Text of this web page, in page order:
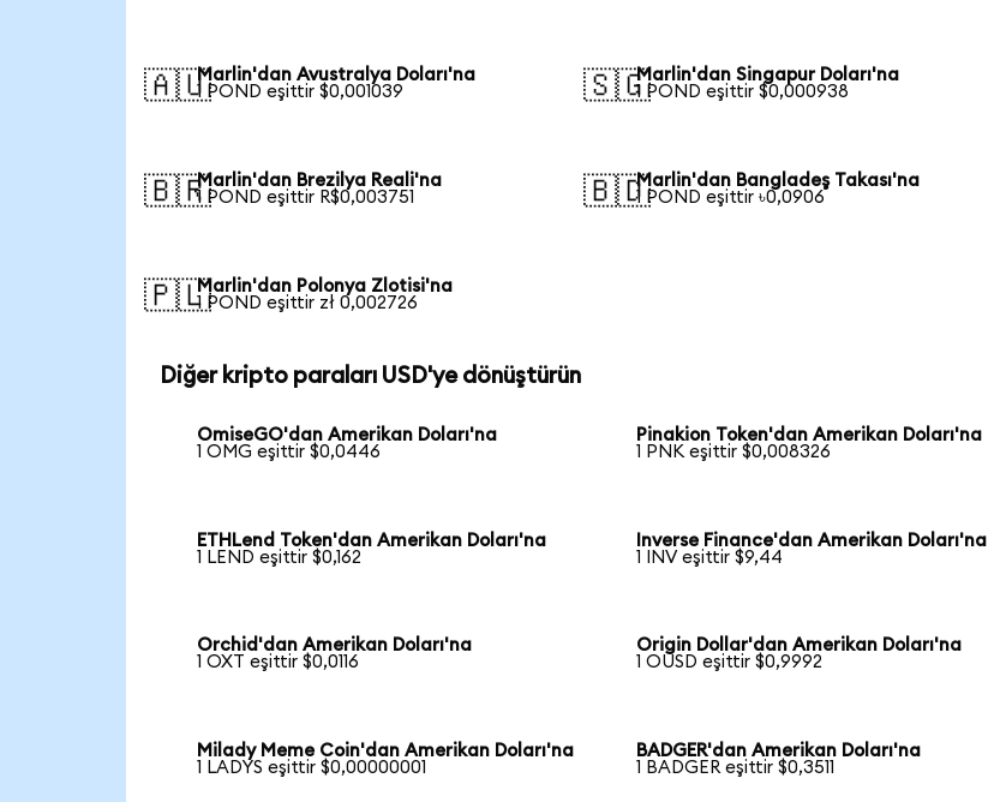
🇦🇺Marlin'dan Avustralya Doları'na
1 POND eşittir $0,001039
🇸🇬Marlin'dan Singapur Doları'na
1 POND eşittir $0,000938
🇧🇷Marlin'dan Brezilya Reali'na
1 POND eşittir R$0,003751
🇧🇩Marlin'dan Bangladeş Takası'na
1 POND eşittir ৳0,0906
🇵🇱Marlin'dan Polonya Zlotisi'na
1 POND eşittir zł 0,002726
Diğer kripto paraları USD'ye dönüştürün
OmiseGO'dan Amerikan Doları'na
1 OMG eşittir $0,0446
Pinakion Token'dan Amerikan Doları'na
1 PNK eşittir $0,008326
ETHLend Token'dan Amerikan Doları'na
1 LEND eşittir $0,162
Inverse Finance'dan Amerikan Doları'na
1 INV eşittir $9,44
Orchid'dan Amerikan Doları'na
1 OXT eşittir $0,0116
Origin Dollar'dan Amerikan Doları'na
1 OUSD eşittir $0,9992
Milady Meme Coin'dan Amerikan Doları'na
1 LADYS eşittir $0,00000001
BADGER'dan Amerikan Doları'na
1 BADGER eşittir $0,3511